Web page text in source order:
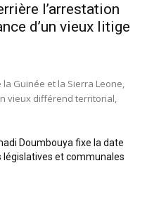
l’arrestation
d’un vieux litige
Guinée et la Sierra Leone,
vieux différend territorial,
Doumbouya fixe la date
législatives et communales